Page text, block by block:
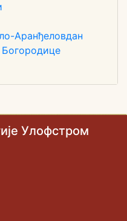
Аранђеловдан
Улофстром